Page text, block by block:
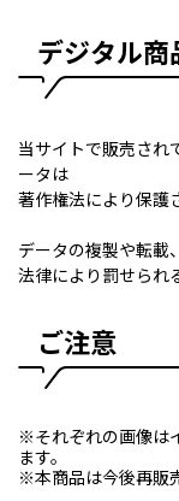
デジタル商
当サイトで販売され
ータは
著作権法により保護
データの複製や転載
法律により罰せられ
ご注意
※それぞれの画像は
ます。
※本商品は今後再販